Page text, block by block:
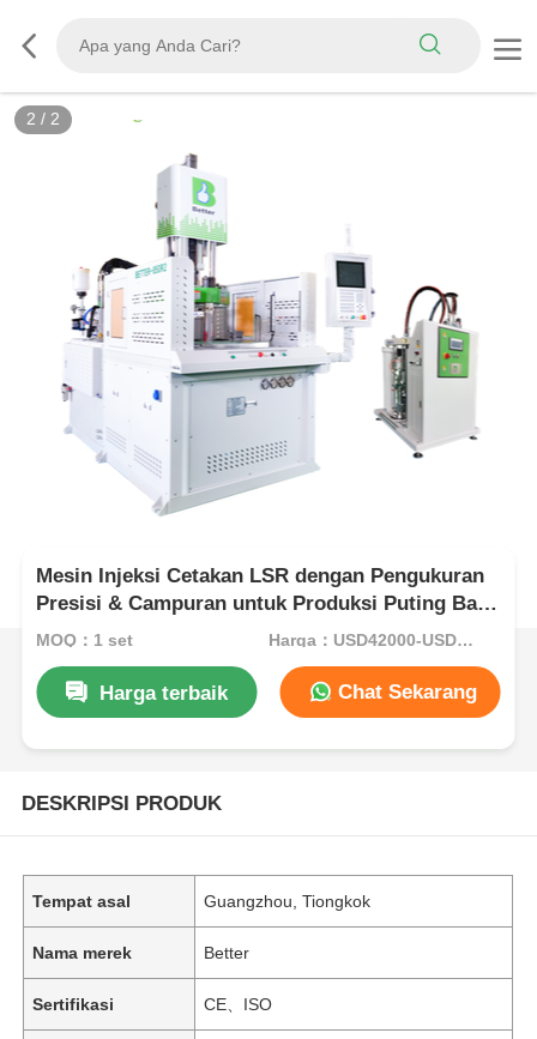
2 / 2
Mesin Injeksi Cetakan LSR dengan Pengukuran
Presisi & Campuran untuk Produksi Puting Bayi
Otomatis
MOQ：1 set Harga：USD42000-USD82000per set
Harga terbaik Chat Sekarang
DESKRIPSI PRODUK
Tempat asal Guangzhou, Tiongkok
Nama merek Better
Sertifikasi CE、ISO